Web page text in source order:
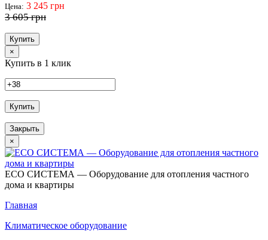
Цена: 3 245 грн
3 605 грн
Купить
×
Купить в 1 клик
Купить
Закрыть
×
ECO СИСТЕМА — Оборудование для отопления частного
дома и квартиры
Главная
Климатическое оборудование